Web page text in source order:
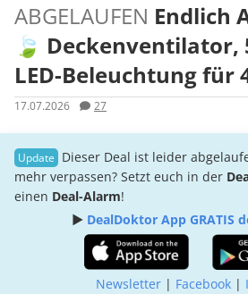
ABGELAUFEN Endlich
🍃 Deckenventilator,
LED-Beleuchtung für
17.07.2026 27
Dieser Deal ist leider
mehr verpassen? Setzt euch in der
einen Deal-Alarm!
► DealDoktor App GRATIS
Newsletter| Facebook|